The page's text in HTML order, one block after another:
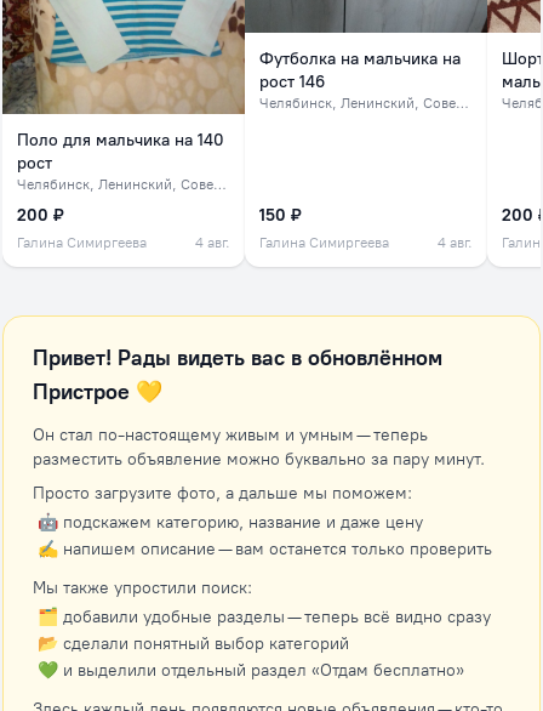
Поло для мальчика на 140
рост
Челябинск , Ленинский, Советский, северок
200 ₽
Галина Симиргеева 4 авг.
Футболка на мальчика на
рост 146
Челябинск, Ленинский, Советский, северок
150 ₽
Галина Симиргеева 4 авг.
200
Привет! Рады видеть вас в обновлённом
Пристрое 💛
Он стал по-настоящему живым и умным — теперь
разместить объявление можно буквально за пару минут.
Просто загрузите фото, а дальше мы поможем:
🤖 подскажем категорию, название и даже цену
✍️ напишем описание — вам останется только проверить
Мы также упростили поиск:
🗂 добавили удобные разделы — теперь всё видно сразу
📂 сделали понятный выбор категорий
💚 и выделили отдельный раздел «Отдам бесплатно»